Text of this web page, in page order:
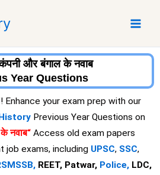
और बंगाल के नवाब
Year Questions
Enhance your exam prep with our
Previous Year Questions on
नवाब“ Access old exam papers
job exams, including UPSC, SSC,
REET, Patwar, Police, LDC,